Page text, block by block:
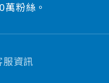
粉絲。
服資訊